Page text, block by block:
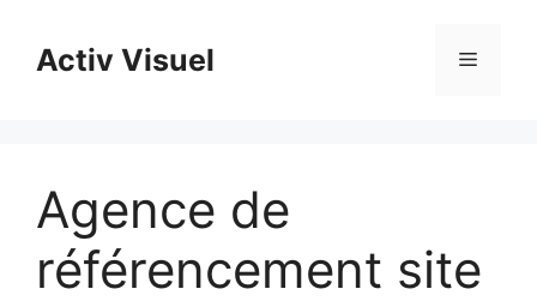
contenuActiv Visuel Menu
Agence de
référencement site